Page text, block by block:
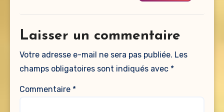
Laisser un commentaire
Votre adresse e-mail ne sera pas publiée. Les
champs obligatoires sont indiqués avec *
Commentaire *